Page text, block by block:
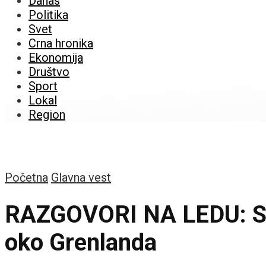
Politika
Svet
Crna hronika
Ekonomija
Društvo
Sport
Lokal
Region
Početna Glavna vest
RAZGOVORI NA
oko Grenlanda